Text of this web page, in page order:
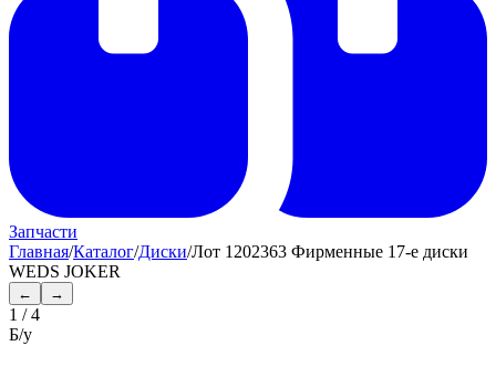
Запчасти
Главная/Каталог/Диски/Лот 1202363 Фирменные 17-е диски
WEDS JOKER
← →
1 /4
Б/у